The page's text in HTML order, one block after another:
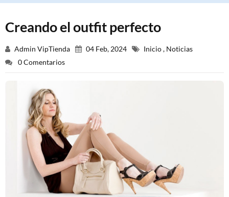
Creando el outfit perfecto
Admin VipTienda 04 Feb, 2024 Inicio, Noticias
0 Comentarios